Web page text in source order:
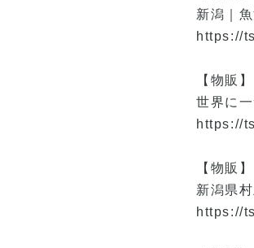
新潟｜
https://
【物販】
世界に
https://
【物販】
新潟県
https://